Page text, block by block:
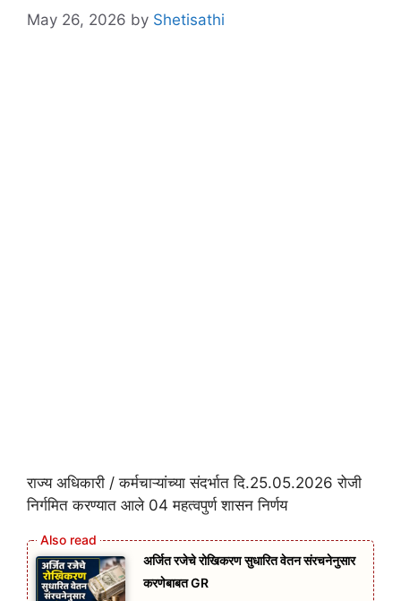
May 26, 2026 by Shetisathi
राज्य अधिकारी / कर्मचाऱ्यांच्या संदर्भात दि.25.05.2026 रोजी
निर्गमित करण्यात आले 04 महत्वपुर्ण शासन निर्णय
अर्जित रजेचे रोखिकरण सुधारित वेतन संरचनेनुसार
करणेबाबत GR